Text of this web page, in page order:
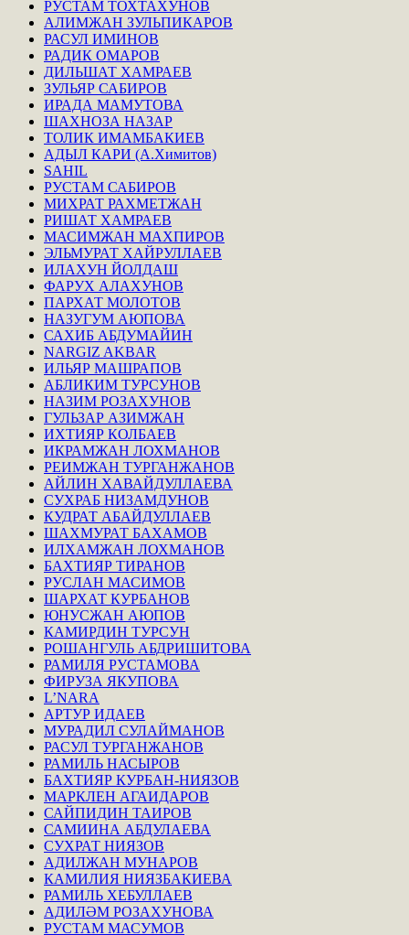
РУСТАМ ТОХТАХУНОВ
АЛИМЖАН ЗУЛЬПИКАРОВ
РАСУЛ ИМИНОВ
РАДИК ОМАРОВ
ДИЛЬШАТ ХАМРАЕВ
ЗУЛЬЯР САБИРОВ
ИРАДА МАМУТОВА
ШАХНОЗА НАЗАР
ТОЛИК ИМАМБАКИЕВ
АДЫЛ КАРИ (А.Химитов)
SAHIL
РУСТАМ САБИРОВ
МИХРАТ РАХМЕТЖАН
РИШАТ ХАМРАЕВ
МАСИМЖАН МАХПИРОВ
ЭЛЬМУРАТ ХАЙРУЛЛАЕВ
ИЛАХУН ЙОЛДАШ
ФАРУХ АЛАХУНОВ
ПАРХАТ МОЛОТОВ
НАЗУГУМ АЮПОВА
САХИБ АБДУМАЙИН
NARGIZ AKBAR
ИЛЬЯР МАШРАПОВ
АБЛИКИМ ТУРСУНОВ
НАЗИМ РОЗАХУНОВ
ГУЛЬЗАР АЗИМЖАН
ИХТИЯР КОЛБАЕВ
ИКРАМЖАН ЛОХМАНОВ
РЕИМЖАН ТУРГАНЖАНОВ
АЙЛИН ХАВАЙДУЛЛАЕВА
СУХРАБ НИЗАМДУНОВ
КУДРАТ АБАЙДУЛЛАЕВ
ШАХМУРАТ БАХАМОВ
ИЛХАМЖАН ЛОХМАНОВ
БАХТИЯР ТИРАНОВ
РУСЛАН МАСИМОВ
ШАРХАТ КУРБАНОВ
ЮНУСЖАН АЮПОВ
КАМИРДИН ТУРСУН
РОШАНГУЛЬ АБДРИШИТОВА
РАМИЛЯ РУСТАМОВА
ФИРУЗА ЯКУПОВА
L’NARA
АРТУР ИДАЕВ
МУРАДИЛ СУЛАЙМАНОВ
РАСУЛ ТУРГАНЖАНОВ
РАМИЛЬ НАСЫРОВ
БАХТИЯР КУРБАН-НИЯЗОВ
МАРКЛЕН АГАИДАРОВ
САЙПИДИН ТАИРОВ
САМИИНА АБДУЛАЕВА
СУХРАТ НИЯЗОВ
АДИЛЖАН МУНАРОВ
КАМИЛИЯ НИЯЗБАКИЕВА
РАМИЛЬ ХЕБУЛЛАЕВ
АДИЛӘМ РОЗАХУНОВА
РУСТАМ МАСУМОВ